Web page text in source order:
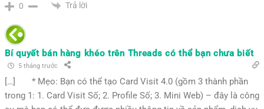
0 Trả lời
Bí quyết bán hàng khéo trên Threads có thể bạn chưa biết
5 tháng trước
[…] * Mẹo: Bạn có thể tạo Card Visit 4.0 (gồm 3 thành phần
trong 1: 1. Card Visit Số; 2. Profile Số; 3. Mini Web) – đây là công